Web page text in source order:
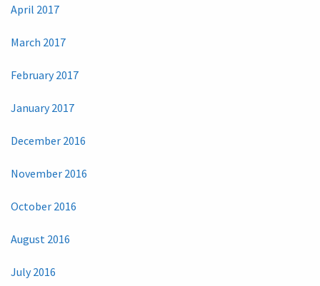
April 2017
March 2017
February 2017
January 2017
December 2016
November 2016
October 2016
August 2016
July 2016